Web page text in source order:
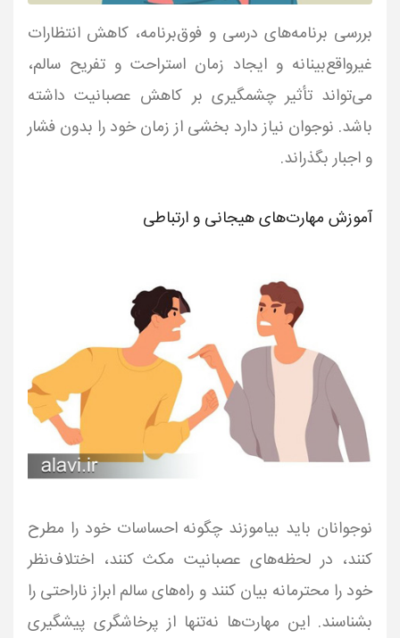
بررسی برنامه‌های درسی و فوق‌برنامه، کاهش انتظارات
غیرواقع‌بینانه و ایجاد زمان استراحت و تفریح سالم،
می‌تواند تأثیر چشمگیری بر کاهش عصبانیت داشته
باشد. نوجوان نیاز دارد بخشی از زمان خود را بدون فشار
و اجبار بگذراند.
آموزش مهارت‌های هیجانی و ارتباطی
نوجوانان باید بیاموزند چگونه احساسات خود را مطرح
کنند، در لحظه‌های عصبانیت مکث کنند، اختلاف‌نظر
خود را محترمانه بیان کنند و راه‌های سالم ابراز ناراحتی را
بشناسند. این مهارت‌ها نه‌تنها از پرخاشگری پیشگیری